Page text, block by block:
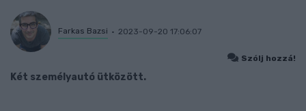
Farkas Bazsi 2023-09-20 17:06:07
Szólj hozzá!
Két személyautó ütközött.